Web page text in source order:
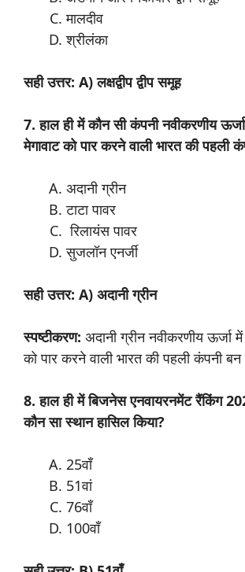
मालदीव
श्रीलंका
सही उत्तर: A) लक्षद्वीप द्वीप समूह
7. हाल ही में कौन सी कंपनी नवीकरणीय
मेगावाट को पार करने वाली भारत की पहली
अदानी ग्रीन
टाटा पावर
रिलायंस पावर
सुजलॉन एनर्जी
सही उत्तर: A) अदानी ग्रीन
स्पष्टीकरण: अदानी ग्रीन नवीकरणीय ऊर्जा
को पार करने वाली भारत की पहली कंपनी बन
8. हाल ही में बिजनेस एनवायरनमेंट रैंकिंग
कौन सा स्थान हासिल किया?
25वाँ
51वां
76वाँ
100वाँ